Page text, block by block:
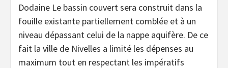
Dodaine Le bassin couvert sera construit dans la
fouille existante partiellement comblée et à un
niveau dépassant celui de la nappe aquifère. De ce
fait la ville de Nivelles a limité les dépenses au
maximum tout en respectant les impératifs